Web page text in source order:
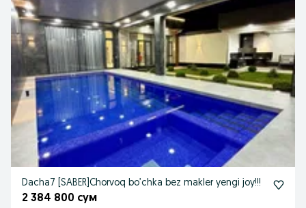
Dacha7 [SABER]Chorvoq bo’chka bez makler yengi joy!!!
2 384 800 сум